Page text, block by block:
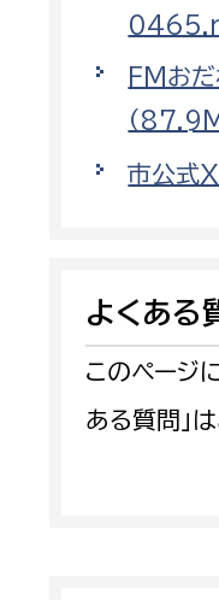
消防
消防総務
予防課
警防計画
警防第1
警防第2
監査事務
FMおだ
（
市公式
よくある
このページ
ある質問」